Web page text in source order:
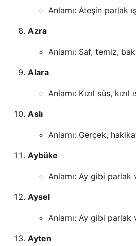
Anlamı: Ateşin parlak
Azra
Anlamı: Saf, temiz,
Alara
Anlamı: Kızıl süs, kızıl
Aslı
Anlamı: Gerçek,
Aybüke
Anlamı: Ay gibi parlak
Aysel
Anlamı: Ay gibi parlak
Ayten